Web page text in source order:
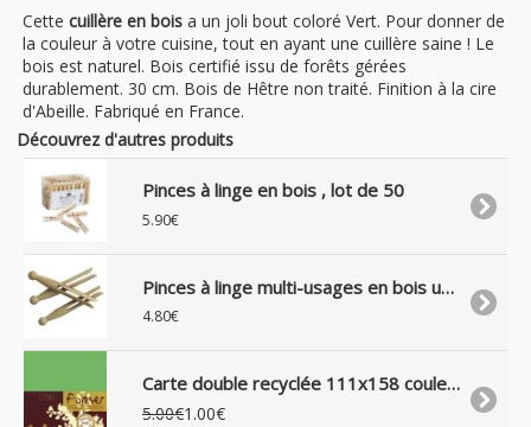
Cette cuillère en bois a un joli bout coloré Vert. Pour donner de
la couleur à votre cuisine, tout en ayant une cuillère saine ! Le
bois est naturel. Bois certifié issu de forêts gérées
durablement. 30 cm. Bois de Hêtre non traité. Finition à la cire
d'Abeille. Fabriqué en France.
Découvrez d'autres produits
Pinces à linge en bois , lot de 50
5.90€
Pinces à linge multi-usages en bois uniquement, lot de 25
4.80€
Carte double recyclée 111x158 couleur Vert Mousse Forever 210g, x25
5.00€1.00€